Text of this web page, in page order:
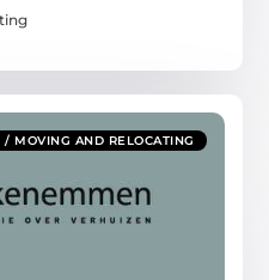
/ MOVING AND RELOCATING